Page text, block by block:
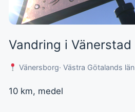
Vandring i Vänerstad
Vänersborg· Västra Götalands län
10 km, medel